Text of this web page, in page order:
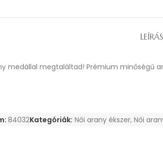
LEÍRÁS
medállal megtaláltad! Prémium
84032Kategóriák: Női arany ékszer, Női